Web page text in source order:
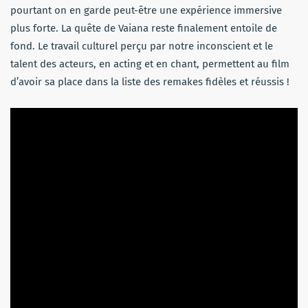
pourtant on en garde peut-être une expérience immersive
plus forte. La quête de Vaiana reste finalement entoile de
fond. Le travail culturel perçu par notre inconscient et le
talent des acteurs, en acting et en chant, permettent au film
d’avoir sa place dans la liste des remakes fidèles et réussis !